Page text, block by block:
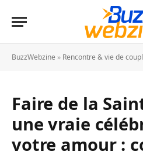
BuzzWebzine » Rencontre & vie de
Faire de la
une vraie
votre amour :